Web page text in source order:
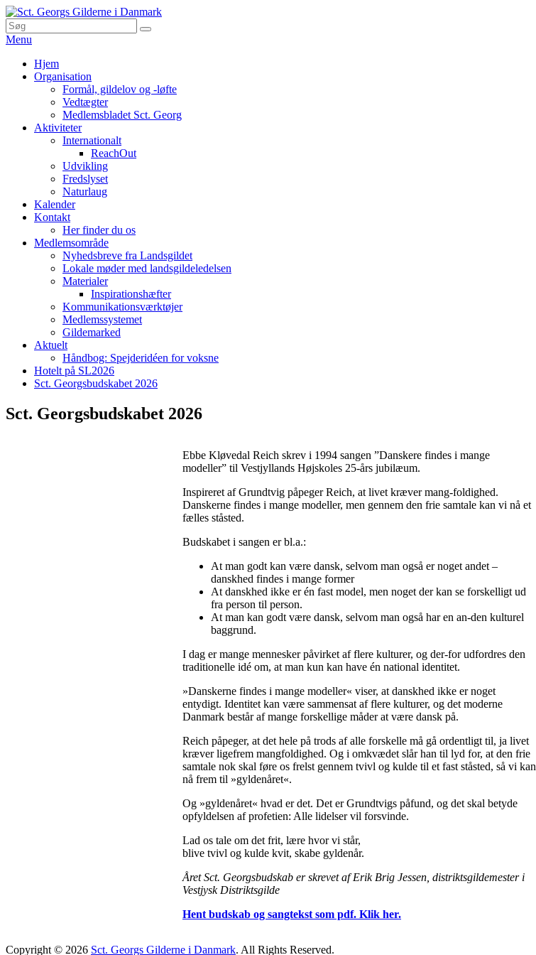
Skip
to
content
Sct. Georgs Gilderne i Danmark
Search
for:
Søg
Menu
Primær
menu
Hjem
Organisation
Formål, gildelov og -løfte
Vedtægter
Medlemsbladet Sct. Georg
Aktiviteter
Internationalt
ReachOut
Udvikling
Fredslyset
Naturlaug
Kalender
Kontakt
Her finder du os
Medlemsområde
Nyhedsbreve fra Landsgildet
Lokale møder med landsgildeledelsen
Materialer
Inspirationshæfter
Kommunikationsværktøjer
Medlemssystemet
Gildemarked
Aktuelt
Håndbog: Spejderidéen for voksne
Hotelt på SL2026
Sct. Georgsbudskabet 2026
Sct. Georgsbudskabet 2026
Ebbe Kløvedal Reich skrev i 1994 sangen ”Danskere findes i mange
modeller” til Vestjyllands Højskoles 25-års jubilæum.
Inspireret af Grundtvig påpeger Reich, at livet kræver mang-foldighed.
Danskerne findes i mange modeller, men gennem den frie samtale kan vi nå et
fælles ståsted.
Budskabet i sangen er bl.a.:
At man godt kan være dansk, selvom man også er noget andet –
danskhed findes i mange former
At danskhed ikke er én fast model, men noget der kan se forskelligt ud
fra person til person.
At man kan godt være dansk, selvom man også har en an-den kulturel
baggrund.
I dag er mange mennesker påvirket af flere kulturer, og der-for udfordres den
traditionelle idé om, at man kun kan have én national identitet.
»Danskerne findes i mange modeller« viser, at danskhed ikke er noget
entydigt. Identitet kan være sammensat af flere kulturer, og det moderne
Danmark består af mange forskellige måder at være dansk på.
Reich påpeger, at det hele på trods af alle forskelle må gå ordentligt til, ja livet
kræver ligefrem mangfoldighed. Og i omkvædet slår han til lyd for, at den frie
samtale nok skal føre os frelst gennem tvivl og kulde til et fast ståsted, så vi kan
nå frem til »gyldenåret«.
Og »gyldenåret« hvad er det. Det er Grundtvigs påfund, og det skal betyde
opfyldelsen af profetien: Alle lidelser vil forsvinde.
Lad os tale om det frit, lære hvor vi står,
blive tvivl og kulde kvit, skabe gyldenår.
Året Sct. Georgsbudskab er skrevet af Erik Brig Jessen, distriktsgildemester i
Vestjysk Distriktsgilde
Hent budskab og sangtekst som pdf. Klik her.
Copyright © 2026 Sct. Georgs Gilderne i Danmark. All Rights Reserved.